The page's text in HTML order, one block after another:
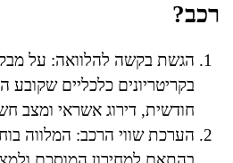
רכב?
הגשת בקשה להלוואה: על
בקריטריונים כלכליים שקובע
חודשית, דירוג אשראי ומצב
הערכת שווי הרכב: המלווה